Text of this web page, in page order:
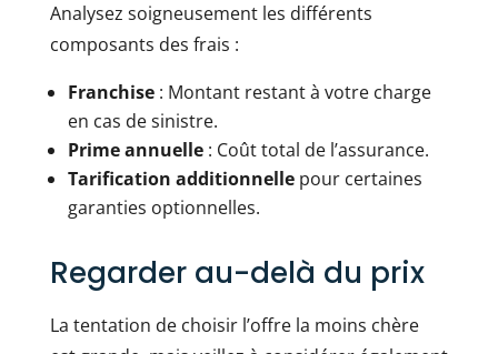
Analysez soigneusement les différents
composants des frais :
Franchise: Montant restant à votre charge
en cas de sinistre.
Prime annuelle: Coût total de l’assurance.
Tarification additionnellepour certaines
garanties optionnelles.
Regarder au-delà du prix
La tentation de choisir l’offre la moins chère